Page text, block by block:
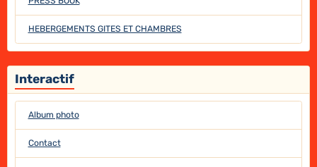
HEBERGEMENTS GITES ET CHAMBRES
Interactif
Album photo
Contact